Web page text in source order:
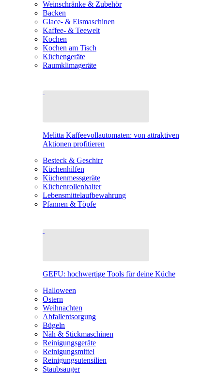
Weinschränke & Zubehör
Backen
Glace- & Eismaschinen
Kaffee- & Teewelt
Kochen
Kochen am Tisch
Küchengeräte
Raumklimageräte
Melitta Kaffeevollautomaten: von attraktiven
Aktionen profitieren
Besteck & Geschirr
Küchenhilfen
Küchenmessgeräte
Küchenrollenhalter
Lebensmittelaufbewahrung
Pfannen & Töpfe
GEFU: hochwertige Tools für deine Küche
Halloween
Ostern
Weihnachten
Abfallentsorgung
Bügeln
Näh & Stickmaschinen
Reinigungsgeräte
Reinigungsmittel
Reinigungsutensilien
Staubsauger